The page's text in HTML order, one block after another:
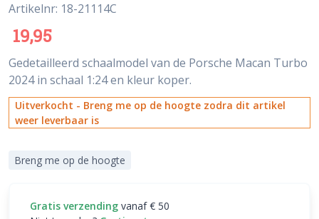
Artikelnr: 18-21114C
19,95
Gedetailleerd schaalmodel van de Porsche Macan Turbo
2024 in schaal 1:24 en kleur koper.
Uitverkocht - Breng me op de hoogte zodra dit artikel
weer leverbaar is
Breng me op de hoogte
Gratis verzending vanaf € 50